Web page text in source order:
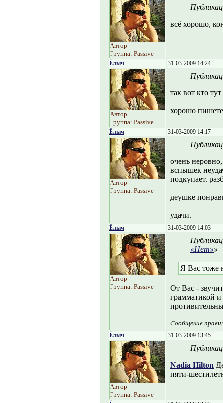
Автор
Группа: Passive
всё хорошо,
Ёлыч 31-03-2009 14:24
Автор
Группа: Passive
так вот кто
хорошо
Ёлыч 31-03-2009 14:17
Автор
Группа: Passive
очень
вспышек
подкупает.
деушке
удачи.
Ёлыч 31-03-2009 14:03
Автор
Группа: Passive
«Нет»»
Я Вас тоже
От Вас -
грамматикой
Сообщение
Ёлыч 31-03-2009 13:45
Автор
Группа: Passive
Nadia Hilton
пяти-